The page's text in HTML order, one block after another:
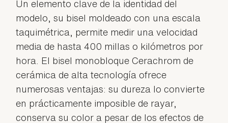
Un elemento clave de la identidad del
modelo, su bisel moldeado con una escala
taquimétrica, permite medir una velocidad
media de hasta 400 millas o kilómetros por
hora. El bisel monobloque Cerachrom de
cerámica de alta tecnología ofrece
numerosas ventajas: su dureza lo convierte
en prácticamente imposible de rayar,
conserva su color a pesar de los efectos de